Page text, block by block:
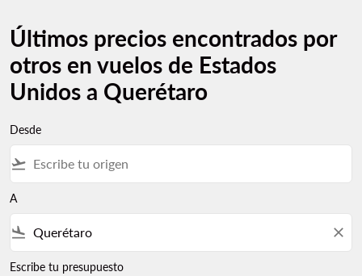
Últimos precios encontrados por
otros en vuelos de Estados
Unidos a Querétaro
Desde
flight_takeoff
A
flight_land close
Escribe tu presupuesto